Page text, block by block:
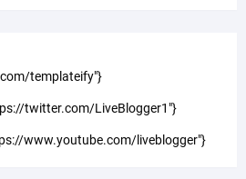
templateify"}
twitter.com/LiveBlogger1"}
www.youtube.com/liveblogger"}